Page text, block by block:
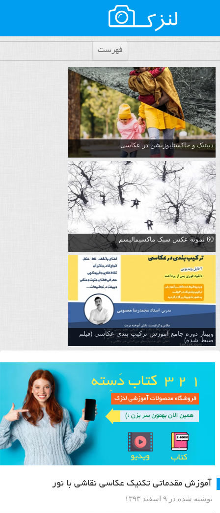
فهرست
دیپتیک و جاکستا‌پوزیشن در عکاسی
60 نمونه عکس سبک ماکسیمالیسم
وبینار دوره جامع آموزش تركيب بندي عكاسي (فیلم
ضبط شده)
آموزش مقدماتی تکنیک عکاسی نقاشی با نور
نوشته شده در ۹ اسفند ۱۳۹۳